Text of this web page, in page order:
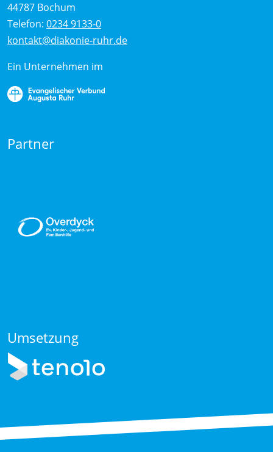
44787 Bochum
Telefon: 0234 9133-0
kontakt@diakonie-ruhr.de
Ein Unternehmen im
Partner
Umsetzung